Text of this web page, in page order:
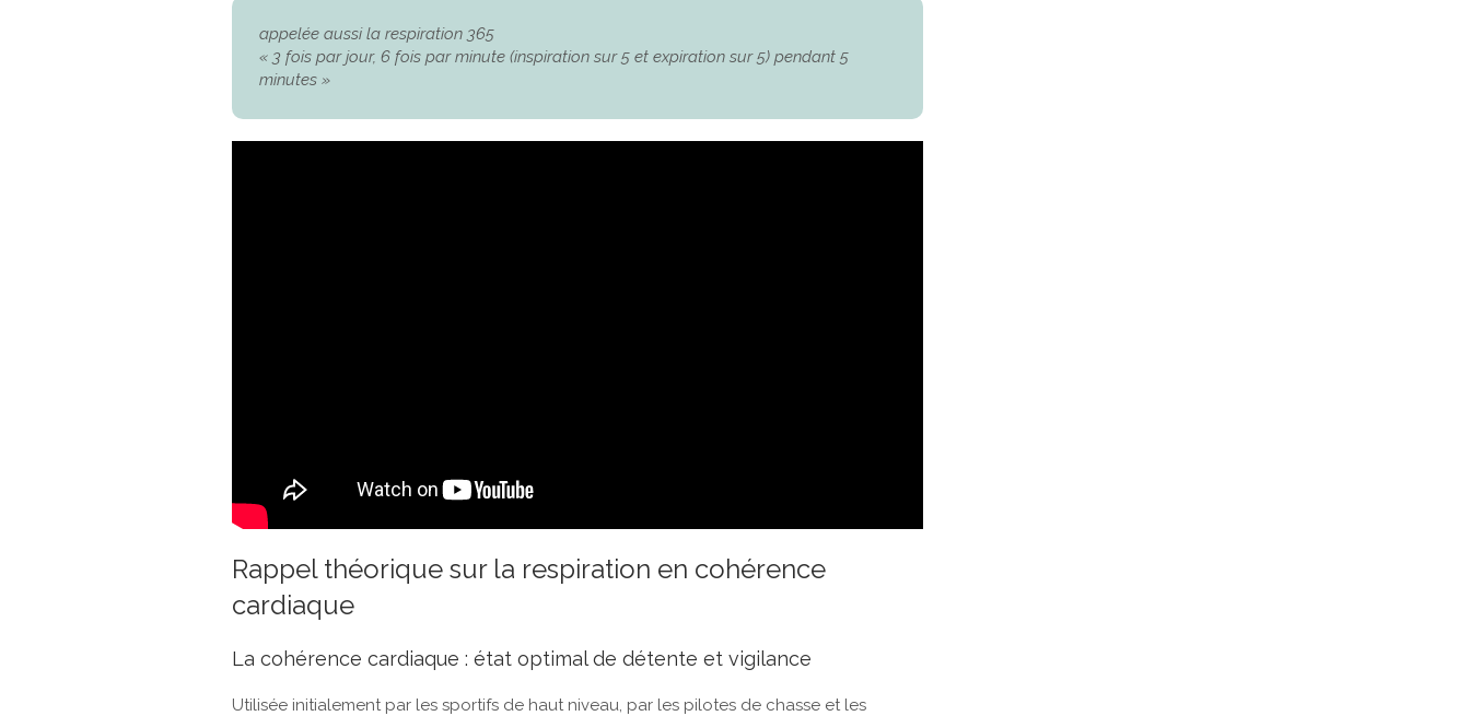
appelée aussi la respiration 365
« 3 fois par jour, 6 fois par minute (inspiration sur 5 et expiration sur 5) pendant 5
minutes »
Rappel théorique sur la respiration en cohérence
cardiaque
La cohérence cardiaque : état optimal de détente et vigilance
Utilisée initialement par les sportifs de haut niveau, par les pilotes de chasse et les